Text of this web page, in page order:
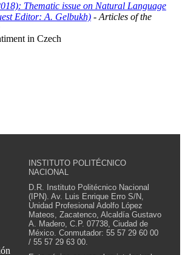
Thematic issue on Natural Language
Editor: A. Gelbukh) - Articles of the
in Czech
INSTITUTO POLITÉCNICO
NACIONAL
D.R. Instituto Politécnico Nacional
(IPN). Av. Luis Enrique Erro S/N,
Unidad Profesional Adolfo López
Mateos, Zacatenco, Alcaldía Gustavo
A. Madero, C.P. 07738, Ciudad de
México. Conmutador: 55 57 29 60 00
/ 55 57 29 63 00.